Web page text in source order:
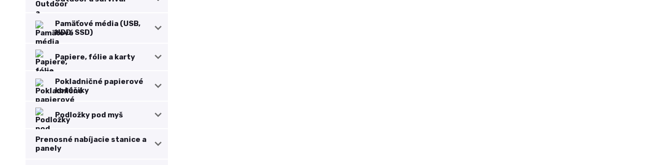
Pamäťové média (USB,
HDD, SSD)
Papiere, fólie a karty
Pokladničné papierové
kotúčiky
Podložky pod myš
Prenosné nabíjacie stanice a
panely